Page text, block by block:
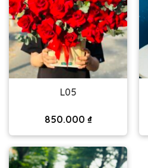
L05
850.000 ₫